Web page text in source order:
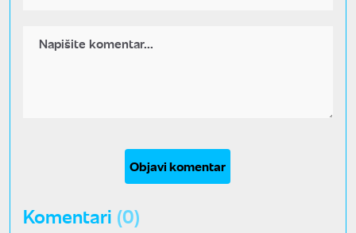
Objavi komentar
Komentari (0)